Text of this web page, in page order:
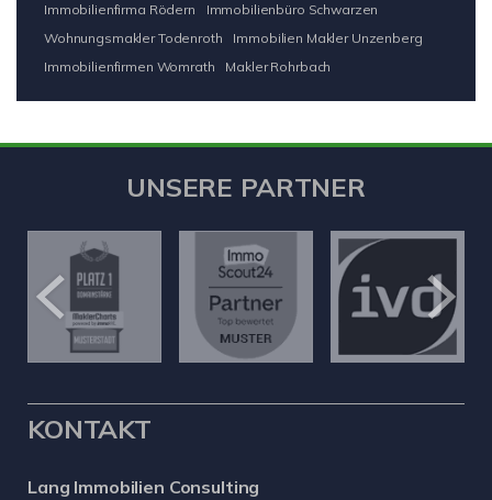
Immobilienfirma Rödern
Immobilienbüro Schwarzen
Wohnungsmakler Todenroth
Immobilien Makler Unzenberg
Immobilienfirmen Womrath
Makler Rohrbach
UNSERE PARTNER
KONTAKT
Lang Immobilien Consulting